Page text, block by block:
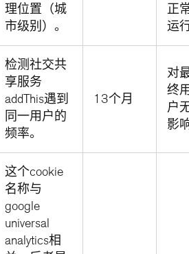
理位置（城
市级别）。
正
运
检测社交共
享服务
addThis遇到
同一用户的
频率。
13个月
对
终
户
影
这个cookie
名称与
google
universal
analytics相